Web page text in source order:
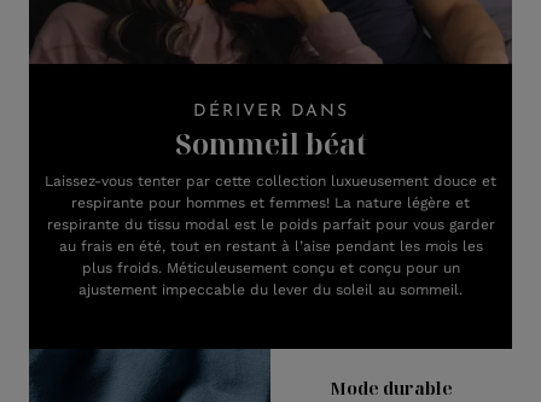
DÉRIVER DANS
Sommeil béat
Laissez-vous tenter par cette collection luxueusement douce et
respirante pour hommes et femmes! La nature légère et
respirante du tissu modal est le poids parfait pour vous garder
au frais en été, tout en restant à l’aise pendant les mois les
plus froids. Méticuleusement conçu et conçu pour un
ajustement impeccable du lever du soleil au sommeil.
Mode durable